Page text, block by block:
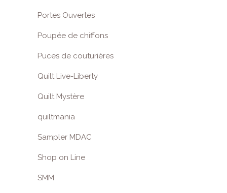
Portes Ouvertes
Poupée de chiffons
Puces de couturières
Quilt Live-Liberty
Quilt Mystère
quiltmania
Sampler MDAC
Shop on Line
SMM